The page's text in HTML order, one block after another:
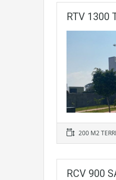
RTV 1300
200 M2
RCV 900